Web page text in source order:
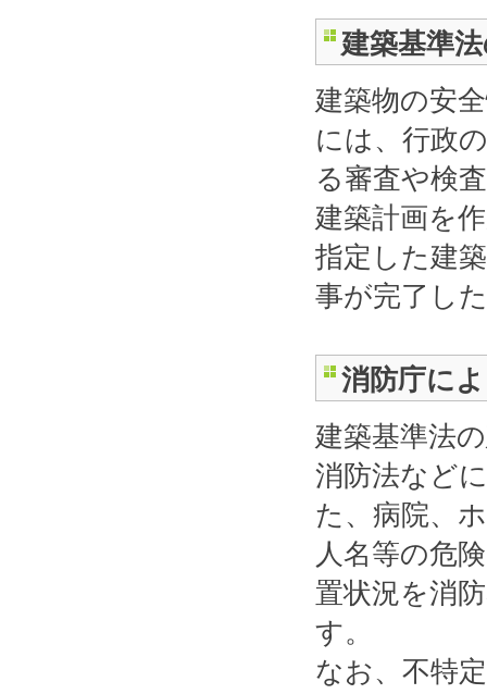
建築基準
建築物の安
には、行政
る審査や検
建築計画を
指定した建
事が完了し
消防庁に
建築基準法
消防法など
た、病院、
人名等の危
置状況を消
す。
なお、不特